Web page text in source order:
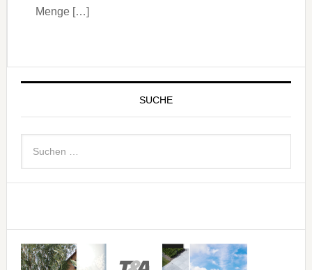
Menge […]
SUCHE